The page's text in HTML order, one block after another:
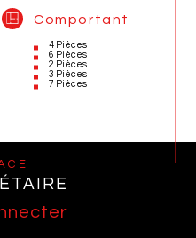
Comportant
4 Pièces
6 Pièces
2 Pièces
3 Pièces
7 Pièces